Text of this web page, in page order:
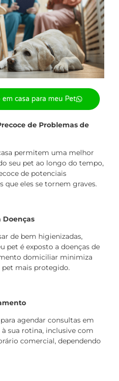
casa para meu Pet
de Problemas de
permitem uma melhor
seu pet ao longo do tempo,
de potenciais
que eles se tornem graves.
Doenças
de bem higienizadas,
pet é exposto a doenças de
domiciliar minimiza
pet mais protegido.
agendar consultas em
sua rotina, inclusive com
comercial, dependendo